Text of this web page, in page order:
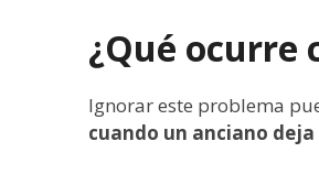
¿Qué ocurre
Ignorar este problema
cuando un anciano